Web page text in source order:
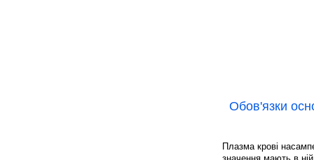
Обов'язки
Плазма крові